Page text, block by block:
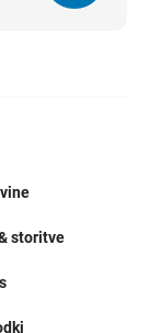
storitve